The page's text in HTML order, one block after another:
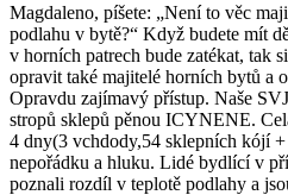
Magdaleno, píšete: „Není to věc
podlahu v bytě?“ Když budete mít
v horních patrech bude zatékat, tak
opravit také majitelé horních bytů a
Opravdu zajímavý přístup. Naše
stropů sklepů pěnou ICYNENE.
4 dny(3 vchdo­dy,54 sklepních kójí
nepořádku a hluku. Lidé bydlící v
poznali rozdíl v teplotě podlahy a